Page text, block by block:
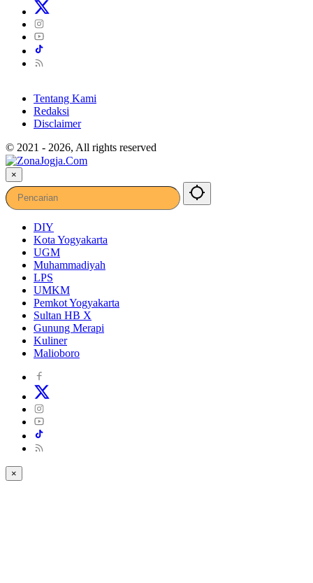
Tentang Kami
Redaksi
Disclaimer
© 2021 - 2026, All rights reserved
×
DIY
Kota Yogyakarta
UGM
Muhammadiyah
LPS
UMKM
Pemkot Yogyakarta
Sultan HB X
Gunung Merapi
Kuliner
Malioboro
×